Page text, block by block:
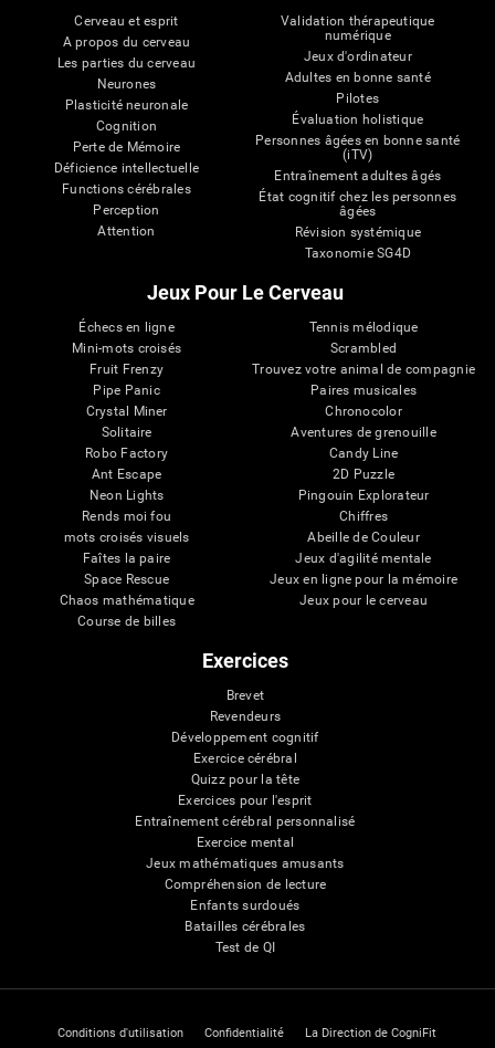
Cerveau et esprit
A propos du cerveau
Les parties du cerveau
Neurones
Plasticité neuronale
Cognition
Perte de Mémoire
Déficience intellectuelle
Functions cérébrales
Perception
Attention
Validation thérapeutique
numérique
Jeux d'ordinateur
Adultes en bonne santé
Pilotes
Évaluation holistique
Personnes âgées en bonne santé
(iTV)
Entraînement adultes âgés
État cognitif chez les personnes
âgées
Révision systémique
Taxonomie SG4D
Jeux Pour Le Cerveau
Échecs en ligne
Mini-mots croisés
Fruit Frenzy
Pipe Panic
Crystal Miner
Solitaire
Robo Factory
Ant Escape
Neon Lights
Rends moi fou
mots croisés visuels
Faîtes la paire
Space Rescue
Chaos mathématique
Course de billes
Tennis mélodique
Scrambled
Trouvez votre animal de compagnie
Paires musicales
Chronocolor
Aventures de grenouille
Candy Line
2D Puzzle
Pingouin Explorateur
Chiffres
Abeille de Couleur
Jeux d'agilité mentale
Jeux en ligne pour la mémoire
Jeux pour le cerveau
Exercices
Brevet
Revendeurs
Développement cognitif
Exercice cérébral
Quizz pour la tête
Exercices pour l'esprit
Entraînement cérébral personnalisé
Exercice mental
Jeux mathématiques amusants
Compréhension de lecture
Enfants surdoués
Batailles cérébrales
Test de QI
Conditions d'utilisation Confidentialité La Direction de CogniFit